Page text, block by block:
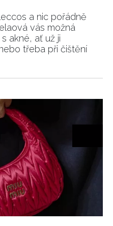
a nic pořádně
vás možná
akné, ať už ji
třeba při čištění